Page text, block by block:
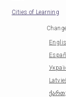
Cities of Learning